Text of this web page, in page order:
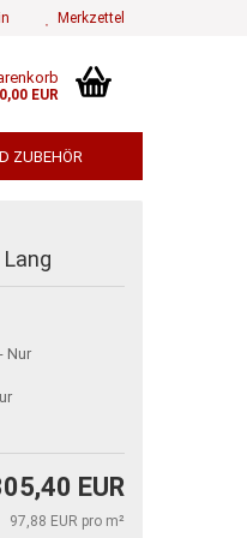
Merkzettel
0,00 EUR
ZUBEHÖR
EUR
97,88 EUR pro m²